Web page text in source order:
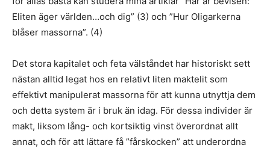
Eliten äger världen…och dig” (3) och ”Hur Oligarkerna
blåser massorna”. (4)
Det stora kapitalet och feta välståndet har historiskt sett
nästan alltid legat hos en relativt liten maktelit som
effektivt manipulerat massorna för att kunna utnyttja dem
och detta system är i bruk än idag. För dessa individer är
makt, liksom lång- och kortsiktig vinst överordnat allt
annat, och för att lättare få ”fårskocken” att underordna